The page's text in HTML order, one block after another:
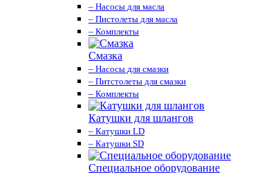
– Насосы для масла
– Пистолеты для масла
– Комплекты
Смазка
– Насосы для смазки
– Питстолеты для смазки
– Комплекты
Катушки для шлангов
– Катушки LD
– Катушки SD
Специальное оборудование